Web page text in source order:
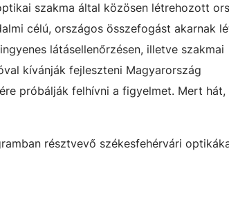
szakma által közösen létrehozott
célú, országos összefogást akarnak
látásellenőrzésen, illetve szakmai
kívánják fejleszteni Magyarország
próbálják felhívni a figyelmet. Mert hát,
résztvevő székesfehérvári